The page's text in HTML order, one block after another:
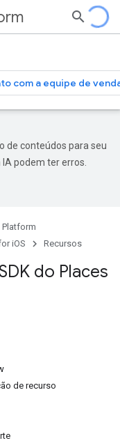
com a equipe de
de conteúdos para seu
podem ter erros.
iOS Recursos
do Places
de recurso